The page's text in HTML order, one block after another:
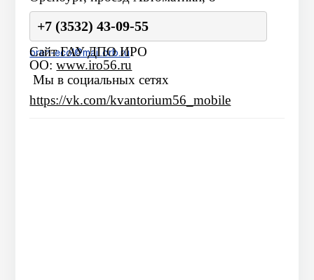
+7 (3532) 43-09-55
oren-ecol@mail.orb.ru
Сайт ГАУ ДПО ИРО
ОО:www.iro56.ru
Мы в социальных сетях
https://vk.com/kvantorium56_mobile